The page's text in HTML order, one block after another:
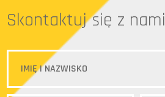
Skontaktuj się z nami